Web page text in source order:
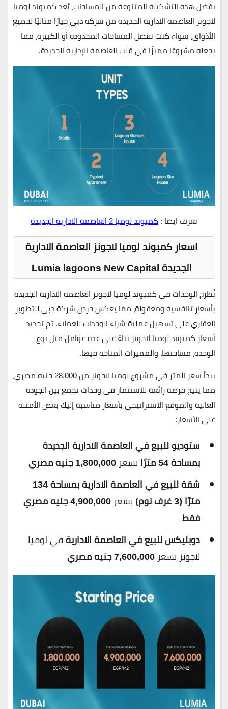
بفضل هذه التشكيلة المتنوعة من المساحات، يُعدكمبوند لوميا
لاجونز العاصمة الادارية الجديدة من شركة دبي خيارًا مثاليًا لجميع
الأذواق، سواء كنت تفضل المساحات المحدودة أو الكبيرة، مما
يجعله مشروعًا مميزًا في قلب العاصمة الإدارية الجديدة.
تعرف ايضا :كمبوند لوميا 2 العاصمة الادارية الجديدة
اسعار كمبوند لوميا لاجونز العاصمة الادارية
الجديدةLumia lagoons New Capital
تُطرح الوحدات فيكمبوند لوميا لاجونز العاصمة الادارية الجديدة
بأسعار تنافسية ومعقولة، مما يعكس حرص شركةدبي للتطوير
العقاريعلى تسهيل عملية شراء الوحدات للعملاء. تم تحديد
أسعار كمبوند لوميا لاجونز بناءً على عدة عوامل مثل نوع
الوحدة، مساحتها، والمميزات المتاحة فيها.
يبدأ سعر المتر في مشروعلوميا لاجونز من28,000 جنيه مصري
،
مما يتيح فرصة رائعة للاستثمار في وحدات تجمع بين الجودة
العالية والموقع الاستراتيجي بأسعار مناسبة إليك بعض الأمثلة
على الأسعار:
ستوديو للبيع في العاصمة الادارية الجديدة
بمساحة 54 مترًا
بسعر 1,800,000 جنيه مصري
شقة للبيع في العاصمة الادارية بمساحة 134
مترًا (3 غرف نوم)
بسعر
4,900,000 جنيه مصري
فقط
دوبليكس للبيع في العاصمة الاداريةفي لوميا
لاجونز بسعر 7,600,000 جنيه مصري